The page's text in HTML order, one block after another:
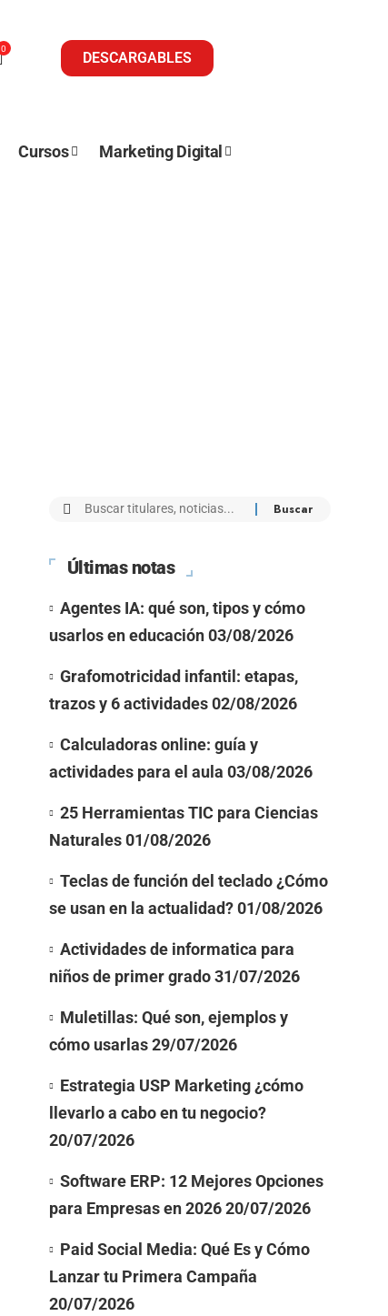
0
DESCARGABLES
Cursos Marketing Digital
Últimas notas
Agentes IA: qué son, tipos y cómo
usarlos en educación 03/08/2026
Grafomotricidad infantil: etapas,
trazos y 6 actividades 02/08/2026
Calculadoras online: guía y
actividades para el aula 03/08/2026
25 Herramientas TIC para Ciencias
Naturales 01/08/2026
Teclas de función del teclado ¿Cómo
se usan en la actualidad? 01/08/2026
Actividades de informatica para
niños de primer grado 31/07/2026
Muletillas: Qué son, ejemplos y
cómo usarlas 29/07/2026
Estrategia USP Marketing ¿cómo
llevarlo a cabo en tu negocio?
20/07/2026
Software ERP: 12 Mejores Opciones
para Empresas en 2026 20/07/2026
Paid Social Media: Qué Es y Cómo
Lanzar tu Primera Campaña
20/07/2026